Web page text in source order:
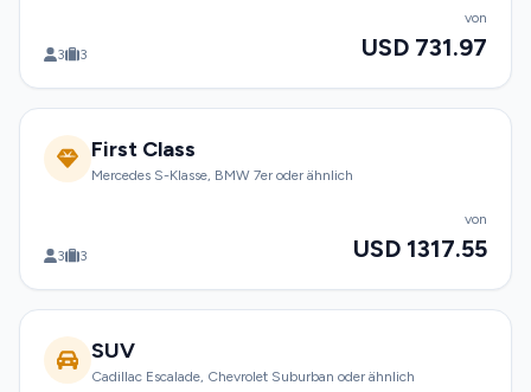
3 3
von
USD 731.97
First Class
Mercedes S-Klasse, BMW 7er oder ähnlich
3 3
von
USD 1317.55
SUV
Cadillac Escalade, Chevrolet Suburban oder ähnlich